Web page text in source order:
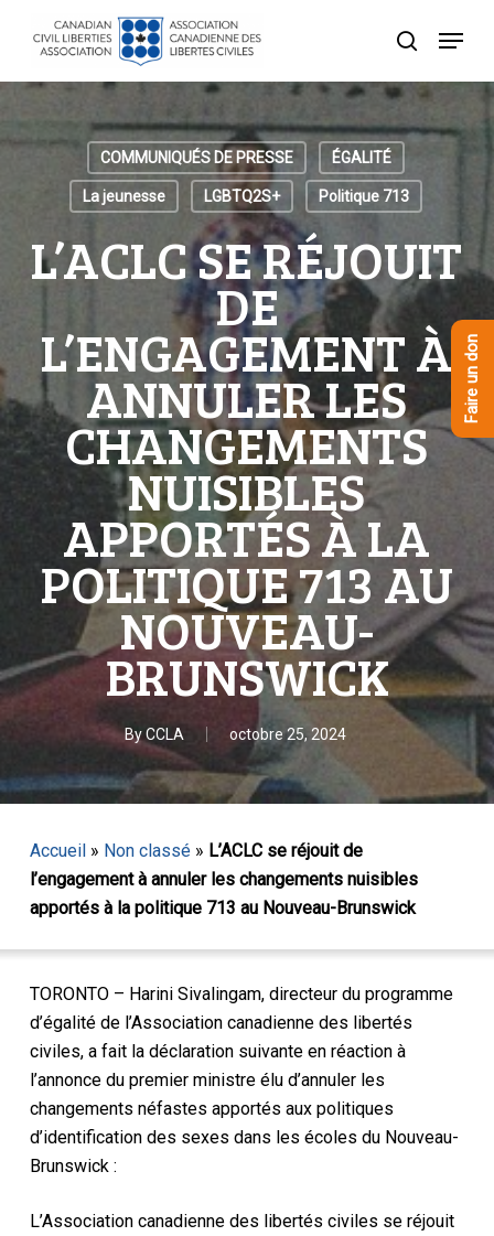
recherche
Menu
COMMUNIQUÉS DE PRESSE ÉGALITÉ
La jeunesse LGBTQ2S+ Politique 713
L’ACLC SE RÉJOUIT
DE
L’ENGAGEMENT À
ANNULER LES
CHANGEMENTS
NUISIBLES
APPORTÉS À LA
POLITIQUE 713 AU
NOUVEAU-
BRUNSWICK
By CCLA octobre 25, 2024
Accueil» Non classé» L’ACLC se réjouit de
l’engagement à annuler les changements nuisibles
apportés à la politique 713 au Nouveau-Brunswick
TORONTO – Harini Sivalingam, directeur du programme
d’égalité de l’Association canadienne des libertés
civiles, a fait la déclaration suivante en réaction à
l’annonce du premier ministre élu d’annuler les
changements néfastes apportés aux politiques
d’identification des sexes dans les écoles du Nouveau-
Brunswick :
L’Association canadienne des libertés civiles se réjouit
Faire un don